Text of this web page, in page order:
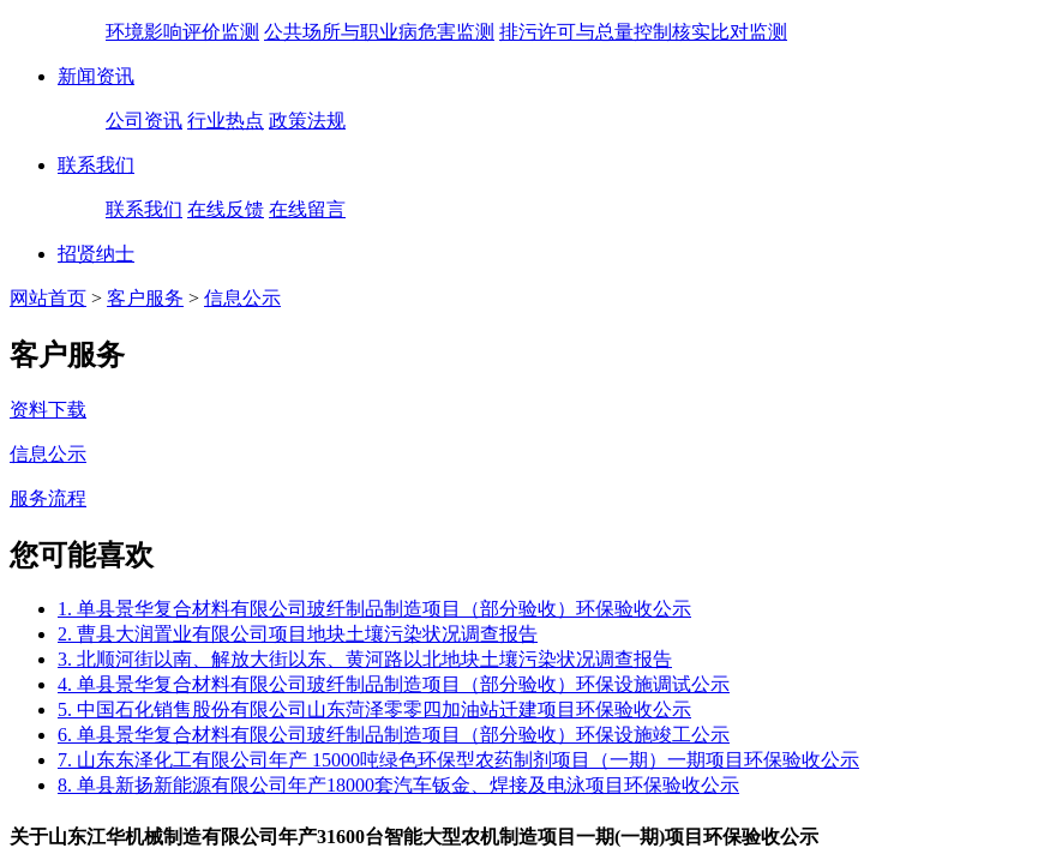
环境影响评价监测 公共场所与职业病危害监测 排污许可与总量控制核实比对监测
新闻资讯
公司资讯 行业热点 政策法规
联系我们
联系我们 在线反馈 在线留言
招贤纳士
网站首页 > 客户服务 > 信息公示
客户服务
资料下载
信息公示
服务流程
您可能喜欢
1. 单县景华复合材料有限公司玻纤制品制造项目（部分验收）环保验收公示
2. 曹县大润置业有限公司项目地块土壤污染状况调查报告
3. 北顺河街以南、解放大街以东、黄河路以北地块土壤污染状况调查报告
4. 单县景华复合材料有限公司玻纤制品制造项目（部分验收）环保设施调试公示
5. 中国石化销售股份有限公司山东菏泽零零四加油站迁建项目环保验收公示
6. 单县景华复合材料有限公司玻纤制品制造项目（部分验收）环保设施竣工公示
7. 山东东泽化工有限公司年产 15000吨绿色环保型农药制剂项目（一期）一期项目环保验收公示
8. 单县新扬新能源有限公司年产18000套汽车钣金、焊接及电泳项目环保验收公示
关于山东江华机械制造有限公司年产31600台智能大型农机制造项目一期(一期)项目环保验收公示